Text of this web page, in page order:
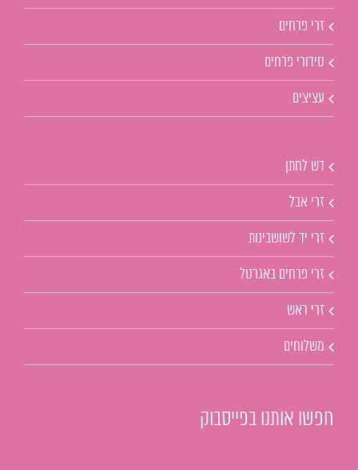
זרי פרחים
סידורי פרחים
עציצים
דש לחתן
זרי אבל
זרי יד לשושבינות
זרי פרחים באגרטל
זרי ראש
משלוחים
חפשו אותנו בפייסבוק